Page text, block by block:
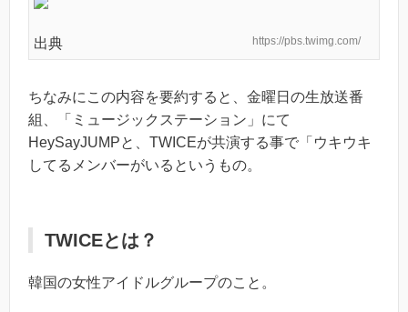
出典 https://pbs.twimg.com/
ちなみにこの内容を要約すると、金曜日の生放送番
組、「ミュージックステーション」にて
HeySayJUMPと、TWICEが共演する事で「ウキウキ
してるメンバーがいるというもの。
TWICEとは？
韓国の女性アイドルグループのこと。